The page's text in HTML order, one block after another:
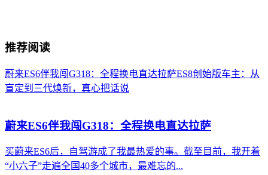
推荐阅读
蔚来ES6伴我闯G318：全程换电直达拉萨ES8创始版车主：从
盲定到三代焕新，真心把话说
蔚来ES6伴我闯G318：全程换电直达拉萨
买蔚来ES6后，自驾游成了我最热爱的事。截至目前，我开着
“小六子”走遍全国40多个城市，最难忘的...